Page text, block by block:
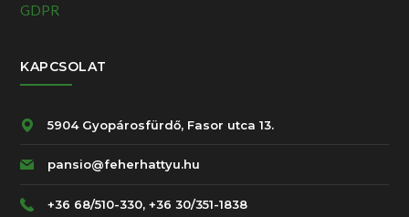
GDPR
KAPCSOLAT
5904 Gyopárosfürdő, Fasor utca 13.
pansio@feherhattyu.hu
+36 68/510-330, +36 30/351-1838